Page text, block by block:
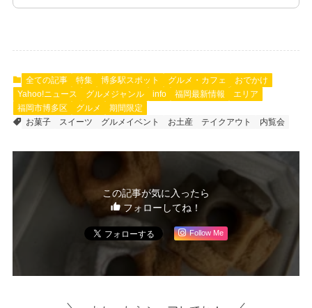
全ての記事 特集 博多駅スポット グルメ・カフェ
おでかけ
Yahoo!ニュース
グルメジャンル info 福岡最新情報
エリア
福岡市博多区
グルメ
期間限定
お菓子
スイーツ グルメイベント お土産 テイクアウト 内覧会
この記事が気に入ったら
フォローしてね！
Follow Me